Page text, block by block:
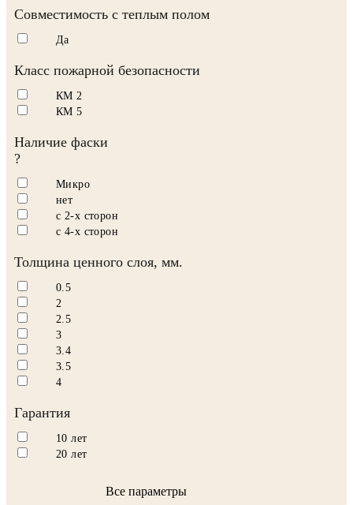
Совместимость с теплым полом
Да
Класс пожарной безопасности
КМ 2
КМ 5
Наличие фаски
?
Микро
нет
с 2-х сторон
с 4-х сторон
Толщина ценного слоя, мм.
0.5
2
2.5
3
3.4
3.5
4
Гарантия
10 лет
20 лет
Все параметры